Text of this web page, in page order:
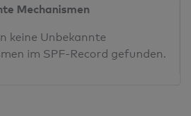
Mechanismen
keine Unbekannte
im SPF-Record gefunden.